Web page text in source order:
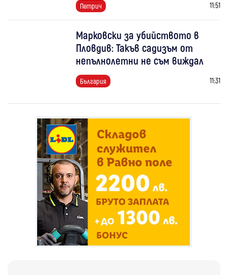
Петрич 11:51
Марковски за убийството в
Пловдив: Такъв садизъм от
непълнолетни не съм виждал
България 11:31